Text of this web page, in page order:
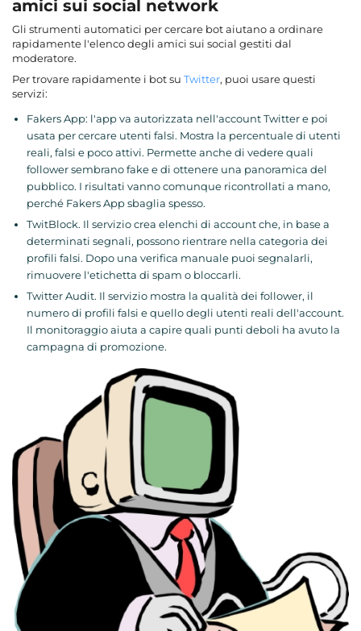
amici sui social network
Gli strumenti automatici per cercare bot aiutano a ordinare
rapidamente l'elenco degli amici sui social gestiti dal
moderatore.
Per trovare rapidamente i bot su Twitter, puoi usare questi
servizi:
Fakers App: l'app va autorizzata nell'account Twitter e poi
usata per cercare utenti falsi. Mostra la percentuale di utenti
reali, falsi e poco attivi. Permette anche di vedere quali
follower sembrano fake e di ottenere una panoramica del
pubblico. I risultati vanno comunque ricontrollati a mano,
perché Fakers App sbaglia spesso.
TwitBlock. Il servizio crea elenchi di account che, in base a
determinati segnali, possono rientrare nella categoria dei
profili falsi. Dopo una verifica manuale puoi segnalarli,
rimuovere l'etichetta di spam o bloccarli.
Twitter Audit. Il servizio mostra la qualità dei follower, il
numero di profili falsi e quello degli utenti reali dell'account.
Il monitoraggio aiuta a capire quali punti deboli ha avuto la
campagna di promozione.